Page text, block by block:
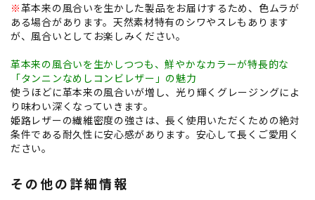
※革本来の風合いを生かした製品をお届けするため、色ムラが
ある場合があります。天然素材特有のシワやスレもあります
が、風合いとしてお楽しみください。
革本来の風合いを生かしつつも、鮮やかなカラーが特長的な
「タンニンなめしコンビレザー」の魅力
使うほどに革本来の風合いが増し、光り輝くグレージングによ
り味わい深くなっていきます。
姫路レザーの繊維密度の強さは、長く使用いただくための絶対
条件である耐久性に安心感があります。安心して長くご愛用く
ださい。
その他の詳細情報